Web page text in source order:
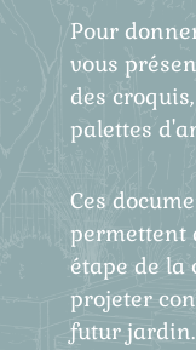
Pour
vous
des
palettes
Ces
permettent
étape de la
projeter
futur jardin.